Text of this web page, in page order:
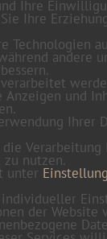
Ihre
Ihre
Technologien
andere
Anzeigen und
Ihrer
Verarbeitung
nutzen.
unter
der Website